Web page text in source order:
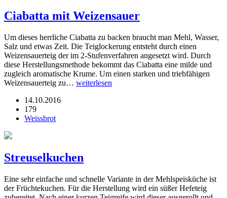
Ciabatta mit Weizensauer
Um dieses herrliche Ciabatta zu backen braucht man Mehl, Wasser,
Salz und etwas Zeit. Die Teiglockerung entsteht durch einen
Weizensauerteig der im 2-Stufenverfahren angesetzt wird. Durch
diese Herstellungsmethode bekommt das Ciabatta eine milde und
zugleich aromatische Krume. Um einen starken und triebfähigen
Weizensauerteig zu… weiterlesen
14.10.2016
179
Weissbrot
Streuselkuchen
Eine sehr einfache und schnelle Variante in der Mehlspeisküche ist
der Früchtekuchen. Für die Herstellung wird ein süßer Hefeteig